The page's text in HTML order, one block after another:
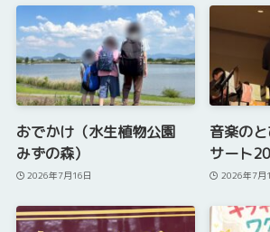
おでかけ（水生植物公園
みずの森）
2026年7月16日
音楽の
サート
2026年7月